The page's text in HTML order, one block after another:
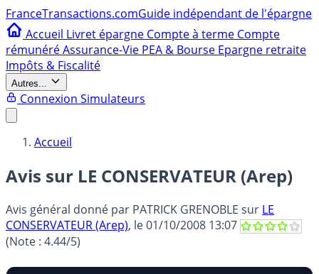
FranceTransactions.comGuide indépendant de l'épargne
Accueil Livret épargne Compte à terme Compte
rémunéréAssurance-Vie PEA & Bourse Epargne retraite
Impôts & Fiscalité
Autres...
Connexion Simulateurs
Accueil
Avis sur LE CONSERVATEUR (Arep)
Avis général donné par PATRICK GRENOBLE sur LE
CONSERVATEUR (Arep), le01/10/2008 13:07
(Note : 4.44/5)